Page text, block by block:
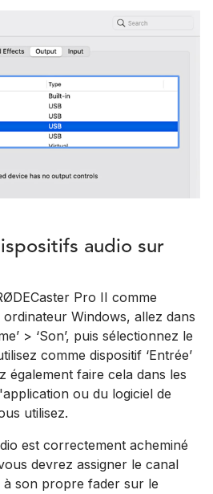
audio sur
Pro II comme
Windows, allez dans
> ‘Son’, puis sélectionnez le
comme dispositif ‘Entrée’
également faire cela dans les
ou du logiciel de
utilisez.
est correctement acheminé
devrez assigner le canal
à son propre fader sur le